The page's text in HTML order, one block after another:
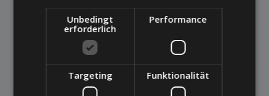
dekorativen Oberflächenbehandlungen
gegen sichtbare oder praktische Mängel
absichern können. Die hohen
Qualitätsanforderungen erfordern feste
Abläufe für eine präzise und sorgfältige
Unbedingt
erforderlich
Performance
Targeting Funktionalität